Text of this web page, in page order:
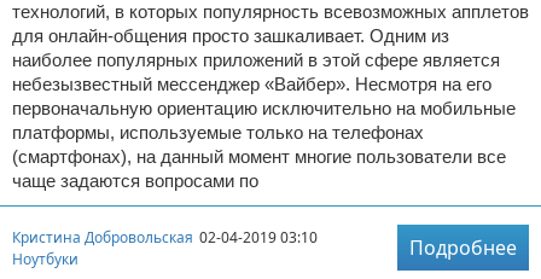
технологий, в которых популярность всевозможных апплетов
для онлайн-общения просто зашкаливает. Одним из
наиболее популярных приложений в этой сфере является
небезызвестный мессенджер «Вайбер». Несмотря на его
первоначальную ориентацию исключительно на мобильные
платформы, используемые только на телефонах
(смартфонах), на данный момент многие пользователи все
чаще задаются вопросами по
Кристина Добровольская 02-04-2019 03:10
Ноутбуки
Подробнее